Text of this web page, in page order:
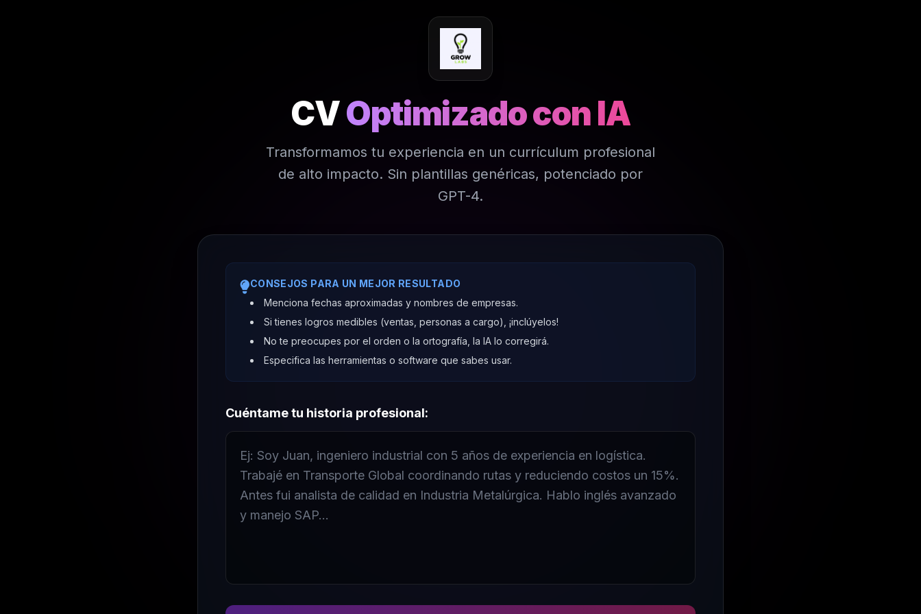
CVOptimizado con IA
Transformamos tu experiencia en un currículum profesional
de alto impacto. Sin plantillas genéricas, potenciado por
GPT-4.
CONSEJOS PARA UN MEJOR RESULTADO
Menciona fechas aproximadas y nombres de empresas.
Si tienes logros medibles (ventas, personas a cargo), ¡inclúyelos!
No te preocupes por el orden o la ortografía, la IA lo corregirá.
Especifica las herramientas o software que sabes usar.
Cuéntame tu historia profesional: